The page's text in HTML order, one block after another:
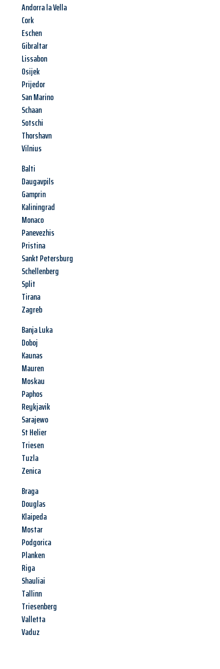
Andorra la Vella
Cork
Eschen
Gibraltar
Lissabon
Osijek
Prijedor
San Marino
Schaan
Sotschi
Thorshavn
Vilnius
Balti
Daugavpils
Gamprin
Kaliningrad
Monaco
Panevezhis
Pristina
Sankt Petersburg
Schellenberg
Split
Tirana
Zagreb
Banja Luka
Doboj
Kaunas
Mauren
Moskau
Paphos
Reykjavik
Sarajewo
St Helier
Triesen
Tuzla
Zenica
Braga
Douglas
Klaipeda
Mostar
Podgorica
Planken
Riga
Shauliai
Tallinn
Triesenberg
Valletta
Vaduz